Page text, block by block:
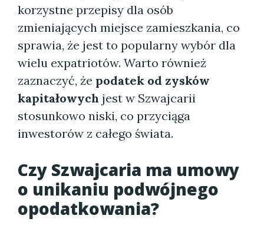
korzystne przepisy dla osób
zmieniających miejsce zamieszkania, co
sprawia, że jest to popularny wybór dla
wielu expatriotów. Warto również
zaznaczyć, że podatek od zysków
kapitałowych jest w Szwajcarii
stosunkowo niski, co przyciąga
inwestorów z całego świata.
Czy Szwajcaria ma umowy
o unikaniu podwójnego
opodatkowania?